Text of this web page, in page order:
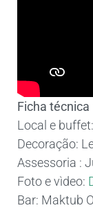
Ficha técnica
Local e buffet:
Decoração:
Assessoria :
Foto e vìdeo:
Bar: Maktub